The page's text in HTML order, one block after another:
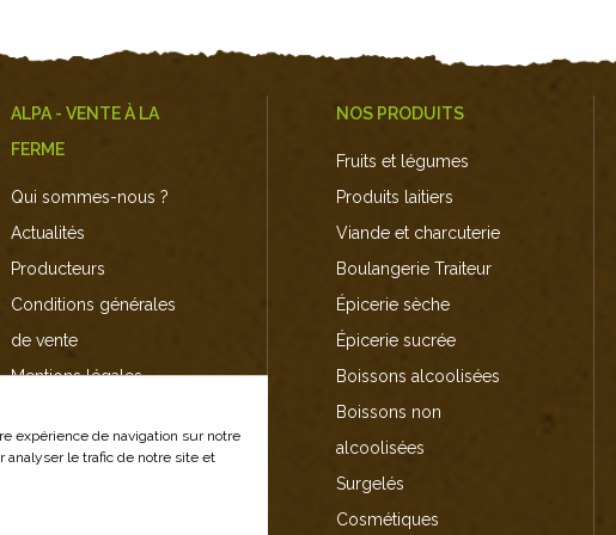
ALPA - VENTE À LA
FERME
Qui sommes-nous ?
Actualités
Producteurs
Conditions générales
de vente
Mentions légales
Plan du site
NOS PRODUITS
Fruits et légumes
Produits laitiers
Viande et charcuterie
Boulangerie Traiteur
Épicerie sèche
Épicerie sucrée
Boissons alcoolisées
Boissons non
alcoolisées
Surgelés
Cosmétiques
expérience de navigation sur notre
le trafic de notre site et